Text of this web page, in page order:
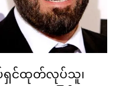
ပ်ရှင်ထုတ်လုပ်သူ၊